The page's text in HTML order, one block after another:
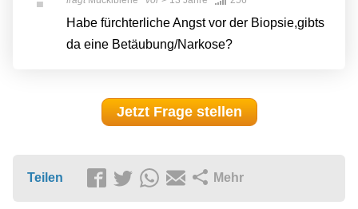
Habe fürchterliche Angst vor der Biopsie,gibts
da eine Betäubung/Narkose?
Jetzt Frage stellen
Teilen Mehr